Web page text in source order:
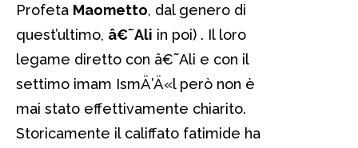
Profeta Maometto, dal genero di
quest’ultimo, â€˜Ali in poi) . Il loro
legame diretto con â€˜Ali e con il
settimo imam IsmÄ’Ä«l però non è
mai stato effettivamente chiarito.
Storicamente il califfato fatimide ha